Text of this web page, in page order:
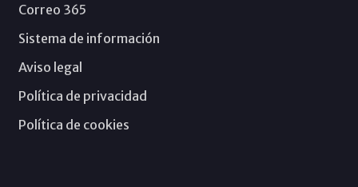
Correo 365
Sistema de información
Aviso legal
Política de privacidad
Política de cookies